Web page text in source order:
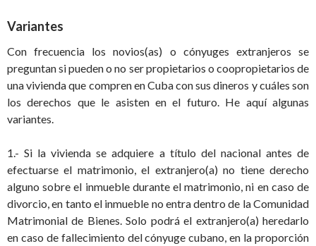
Variantes
Con frecuencia los novios(as) o cónyuges extranjeros se
preguntan si pueden o no ser propietarios o coopropietarios de
una vivienda que compren en Cuba con sus dineros y cuáles son
los derechos que le asisten en el futuro. He aquí algunas
variantes.
1.- Si la vivienda se adquiere a título del nacional antes de
efectuarse el matrimonio, el extranjero(a) no tiene derecho
alguno sobre el inmueble durante el matrimonio, ni en caso de
divorcio, en tanto el inmueble no entra dentro de la Comunidad
Matrimonial de Bienes. Solo podrá el extranjero(a) heredarlo
en caso de fallecimiento del cónyuge cubano, en la proporción